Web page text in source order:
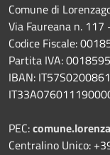
Comune di
Via Faureana n.
Codice Fiscale:
Partita IVA:
IBAN:
PEC:
Centralino Unico: